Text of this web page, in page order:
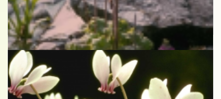
Cortusa
Cortusa matthioli var. pekinensis